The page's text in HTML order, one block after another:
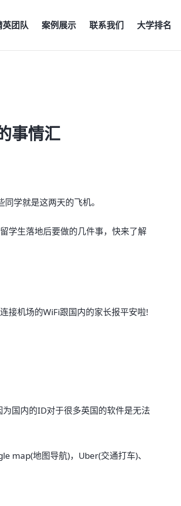
英团队 案例展示 联系我们 大学排名
事情汇
学就是这两天的飞机。
学生落地后要做的几件事，快来了解
接机场的WiFi跟国内的家长报平安啦!
国内的ID对于很多英国的软件是无法
map(地图导航)，Uber(交通打车)、